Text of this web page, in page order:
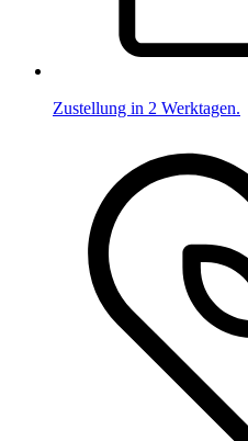
Zustellung in 2 Werktagen.